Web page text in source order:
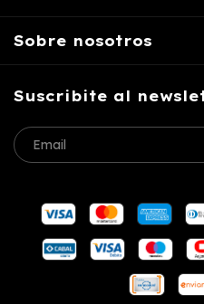
Sobre nosotros
Suscribite al